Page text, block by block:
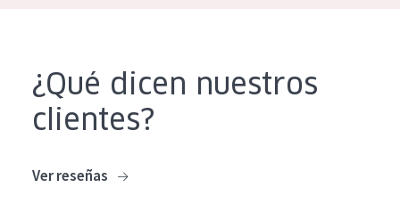
Crema de día
Crema de noche
¿Qué dicen nuestros
clientes?
Ver reseñas